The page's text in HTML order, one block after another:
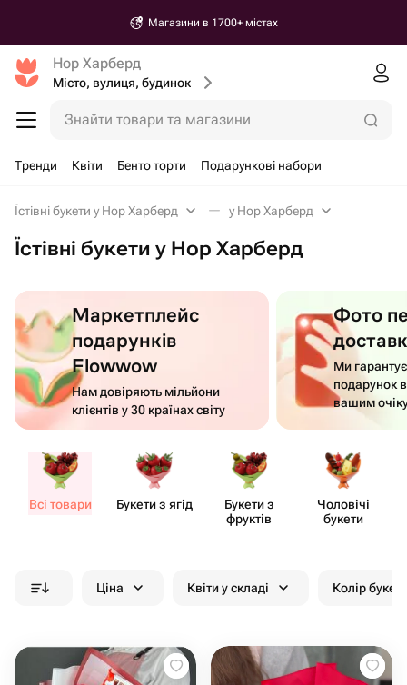
Магазини в 1700+ містах
Нор Харберд
Місто, вулиця, будинок
Знайти товари та магазини
Тренди Квіти Бенто торти Подарункові набори
Їстівні букети у Нор Харберд у Нор Харберд
Їстівні букети у Нор Харберд
Маркетплейс
подарунків
Flowwow
Нам довіряють мільйони
клієнтів у 30 країнах світу
Фото
Ми
подарунок
вашим
Всі товари Букети з ягід
Букети з
фруктів
Чоловічі
букети
Ціна Квіти у складі Колір